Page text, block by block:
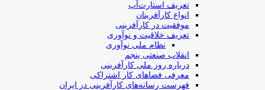
تعریف استارت‌آپ
انواع کارآفرینان
موفقیت در کارآفرینی
تعریف خلاقیت و نوآوری
نظام ملی نوآوری
انقلاب صنعتی پنجم
درباره روز ملی کارآفرینی
معرفی فضاهای کار اشتراکی
فهرست رسانه‌های کارآفرینی در ایران